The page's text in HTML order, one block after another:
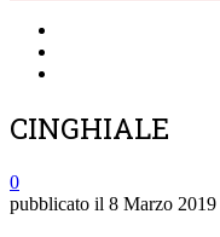
CINGHIALE
0
pubblicato il 8 Marzo 2019